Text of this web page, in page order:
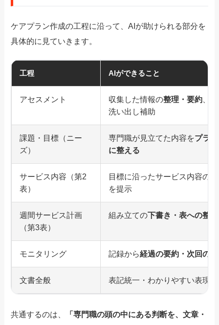
ケアプラン作成の工程に沿って、AIが助けられる部分を
具体的に見ていきます。
工程 AIができること
アセスメント 収集した情報の整理・要約、
洗い出し補助
課題・目標（ニー
ズ）
専門職が見立てた内容をプラ
に整える
サービス内容（第2
表）
目標に沿ったサービス内容の
を提示
週間サービス計画
（第3表）
組み立ての 下書き・表への整形
モニタリング 記録から経過の要約・次回の
文書全般 表記統一・わかりやすい表現
共通するのは、
「専門職の頭の中にある判断を、文章・